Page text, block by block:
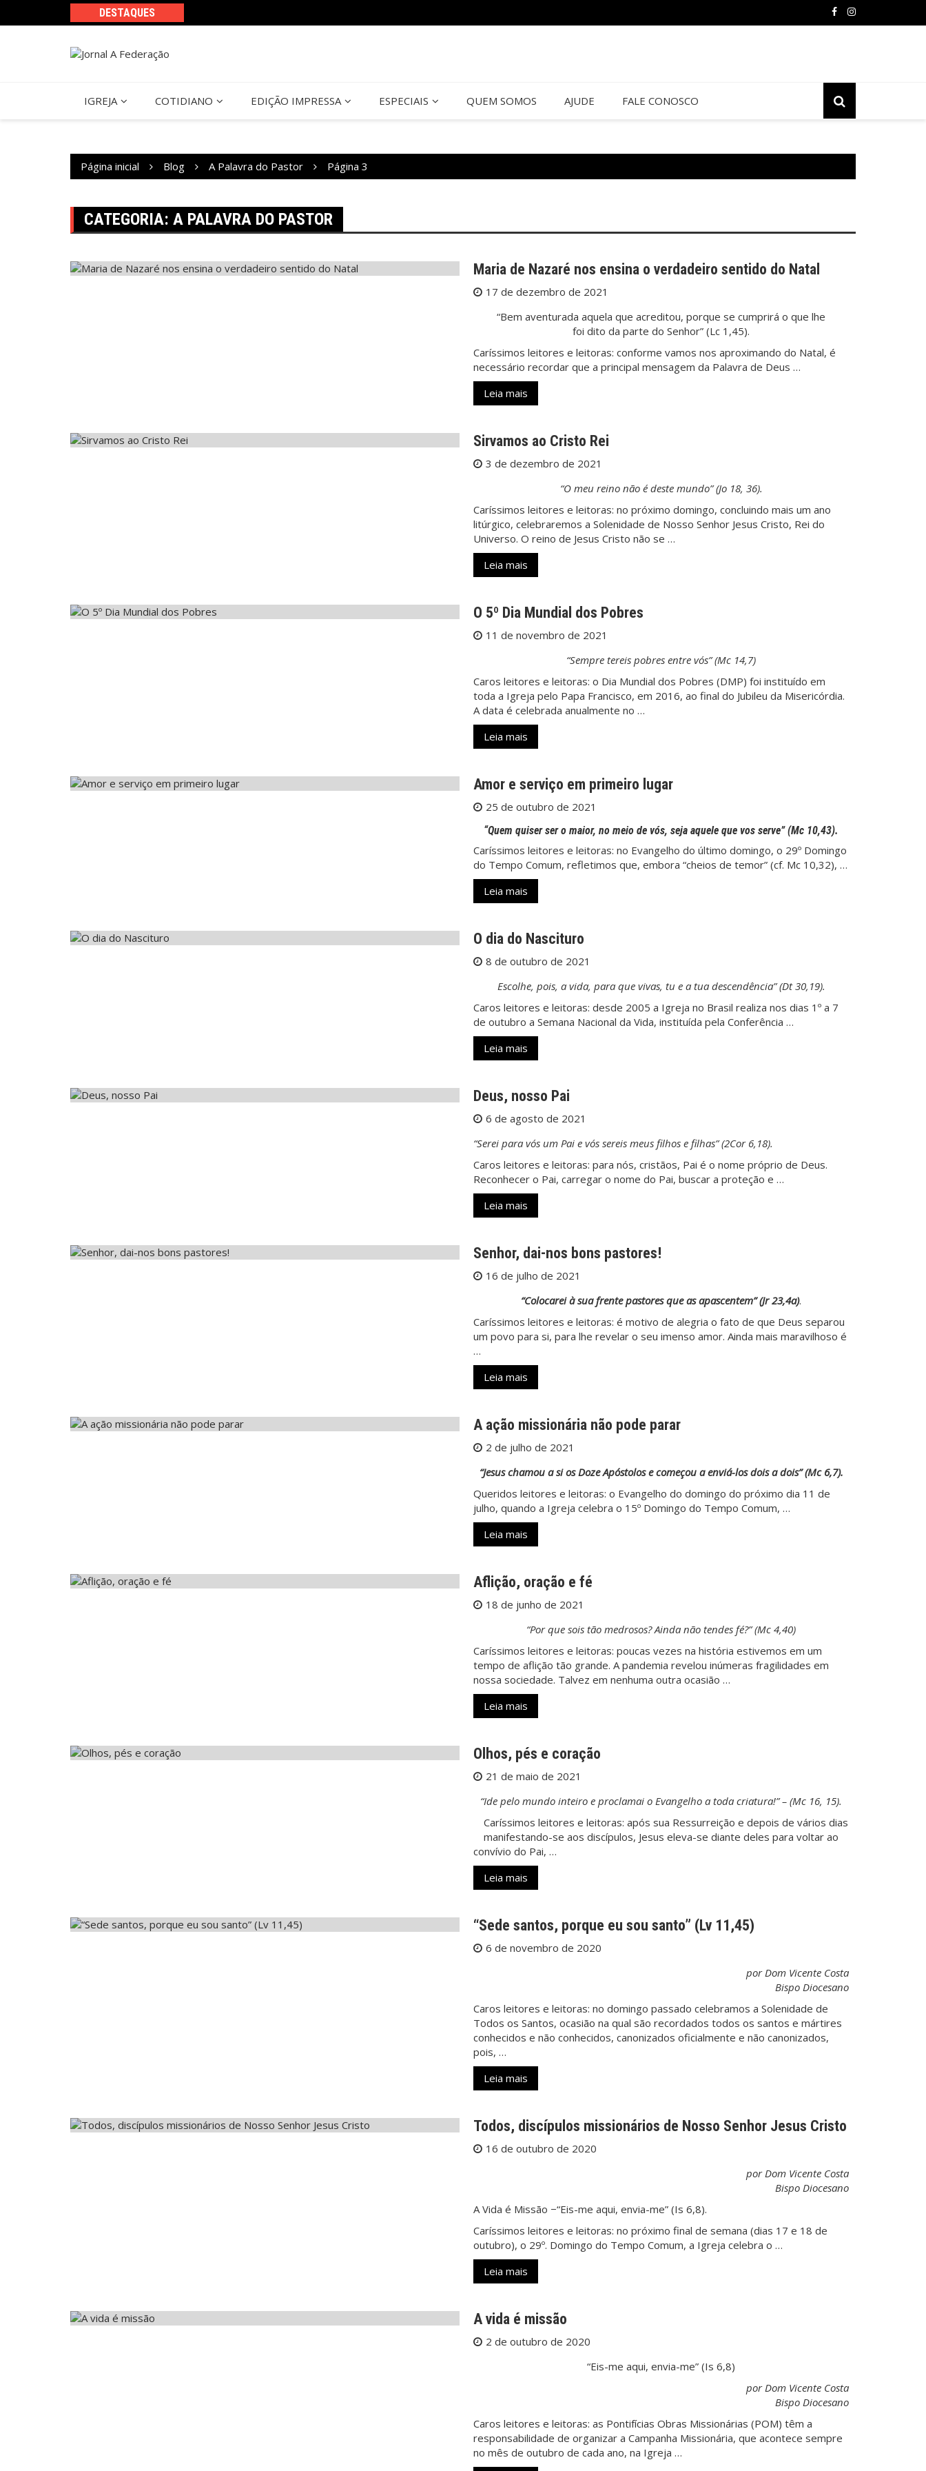
DESTAQUES
IGREJA COTIDIANO EDIÇÃO IMPRESSA ESPECIAIS QUEM SOMOS AJUDE FALE CONOSCO
Página inicial Blog A Palavra do Pastor Página 3
CATEGORIA: A PALAVRA DO PASTOR
Maria de Nazaré nos ensina o verdadeiro sentido do Natal
17 de dezembro de 2021
“Bem aventurada aquela que acreditou, porque se cumprirá o que lhe
foi dito da parte do Senhor” (Lc 1,45).
Caríssimos leitores e leitoras: conforme vamos nos aproximando do Natal, é
necessário recordar que a principal mensagem da Palavra de Deus …
Leia mais
Sirvamos ao Cristo Rei
3 de dezembro de 2021
“O meu reino não é deste mundo” (Jo 18, 36).
Caríssimos leitores e leitoras: no próximo domingo, concluindo mais um ano
litúrgico, celebraremos a Solenidade de Nosso Senhor Jesus Cristo, Rei do
Universo. O reino de Jesus Cristo não se …
Leia mais
O 5º Dia Mundial dos Pobres
11 de novembro de 2021
“Sempre tereis pobres entre vós” (Mc 14,7)
Caros leitores e leitoras: o Dia Mundial dos Pobres (DMP) foi instituído em
toda a Igreja pelo Papa Francisco, em 2016, ao final do Jubileu da Misericórdia.
A data é celebrada anualmente no …
Leia mais
Amor e serviço em primeiro lugar
25 de outubro de 2021
“Quem quiser ser o maior, no meio de vós, seja aquele que vos serve” (Mc 10,43).
Caríssimos leitores e leitoras: no Evangelho do último domingo, o 29º Domingo
do Tempo Comum, refletimos que, embora “cheios de temor” (cf. Mc 10,32), …
Leia mais
O dia do Nascituro
8 de outubro de 2021
Escolhe, pois, a vida, para que vivas, tu e a tua descendência” (Dt 30,19).
Caros leitores e leitoras: desde 2005 a Igreja no Brasil realiza nos dias 1º a 7
de outubro a Semana Nacional da Vida, instituída pela Conferência …
Leia mais
Deus, nosso Pai
6 de agosto de 2021
“Serei para vós um Pai e vós sereis meus filhos e filhas” (2Cor 6,18).
Caros leitores e leitoras: para nós, cristãos, Pai é o nome próprio de Deus.
Reconhecer o Pai, carregar o nome do Pai, buscar a proteção e …
Leia mais
Senhor, dai-nos bons pastores!
16 de julho de 2021
“Colocarei à sua frente pastores que as apascentem” (Jr 23,4a).
Caríssimos leitores e leitoras: é motivo de alegria o fato de que Deus separou
um povo para si, para lhe revelar o seu imenso amor. Ainda mais maravilhoso é
…
Leia mais
A ação missionária não pode parar
2 de julho de 2021
“Jesus chamou a si os Doze Apóstolos e começou a enviá-los dois a dois” (Mc 6,7).
Queridos leitores e leitoras: o Evangelho do domingo do próximo dia 11 de
julho, quando a Igreja celebra o 15º Domingo do Tempo Comum, …
Leia mais
Aflição, oração e fé
18 de junho de 2021
“Por que sois tão medrosos? Ainda não tendes fé?” (Mc 4,40)
Caríssimos leitores e leitoras: poucas vezes na história estivemos em um
tempo de aflição tão grande. A pandemia revelou inúmeras fragilidades em
nossa sociedade. Talvez em nenhuma outra ocasião …
Leia mais
Olhos, pés e coração
21 de maio de 2021
“Ide pelo mundo inteiro e proclamai o Evangelho a toda criatura!” – (Mc 16, 15).
Caríssimos leitores e leitoras: após sua Ressurreição e depois de vários dias
manifestando-se aos discípulos, Jesus eleva-se diante deles para voltar ao
convívio do Pai, …
Leia mais
“Sede santos, porque eu sou santo” (Lv 11,45)
6 de novembro de 2020
por Dom Vicente Costa
Bispo Diocesano
Caros leitores e leitoras: no domingo passado celebramos a Solenidade de
Todos os Santos, ocasião na qual são recordados todos os santos e mártires
conhecidos e não conhecidos, canonizados oficialmente e não canonizados,
pois, …
Leia mais
Todos, discípulos missionários de Nosso Senhor Jesus Cristo
16 de outubro de 2020
por Dom Vicente Costa
Bispo Diocesano
A Vida é Missão −“Eis-me aqui, envia-me” (Is 6,8).
Caríssimos leitores e leitoras: no próximo final de semana (dias 17 e 18 de
outubro), o 29º. Domingo do Tempo Comum, a Igreja celebra o …
Leia mais
A vida é missão
2 de outubro de 2020
“Eis-me aqui, envia-me” (Is 6,8)
por Dom Vicente Costa
Bispo Diocesano
Caros leitores e leitoras: as Pontifícias Obras Missionárias (POM) têm a
responsabilidade de organizar a Campanha Missionária, que acontece sempre
no mês de outubro de cada ano, na Igreja …